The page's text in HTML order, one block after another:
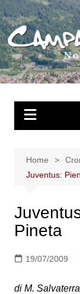
Salta
al
contenuto
Home
Juventus:
Pineta
19/07/2009
di M. Salvaterra